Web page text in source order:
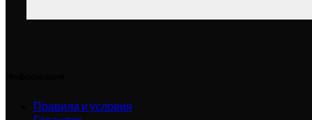
Правила и условия